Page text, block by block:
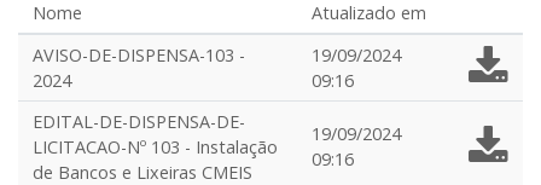
Nome
Atualizado em
AVISO-DE-DISPENSA-103 -
2024
19/09/2024
09:16
EDITAL-DE-DISPENSA-DE-
LICITACAO-Nº 103 - Instalação
de Bancos e Lixeiras CMEIS
19/09/2024
09:16